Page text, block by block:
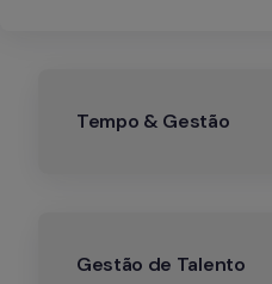
Tempo & Gestão
Gestão de Talento